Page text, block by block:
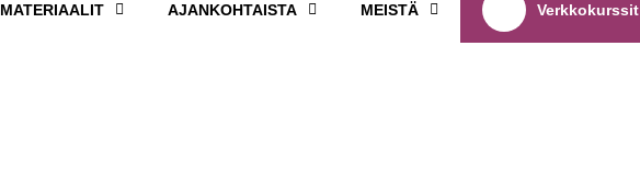
MATERIAALIT AJANKOHTAISTA MEISTÄ Verkkokurssit